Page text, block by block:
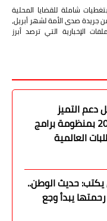
شاملة للقضايا المحلية
جريدة صدى الأمة لشهر أبريل،
الإخبارية التي ترصد أبرز
التميز
الأكاديمي لعام 2027 بمنظومة برامج
العالمية
يكتب: حديث الوطن..
يبدأ وجع